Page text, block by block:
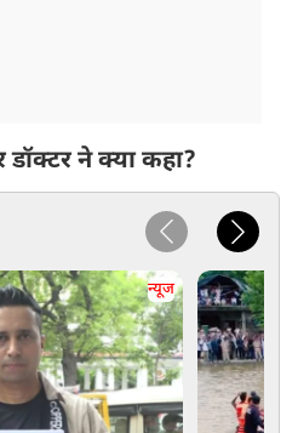
ने क्या कहा?
न्यूज